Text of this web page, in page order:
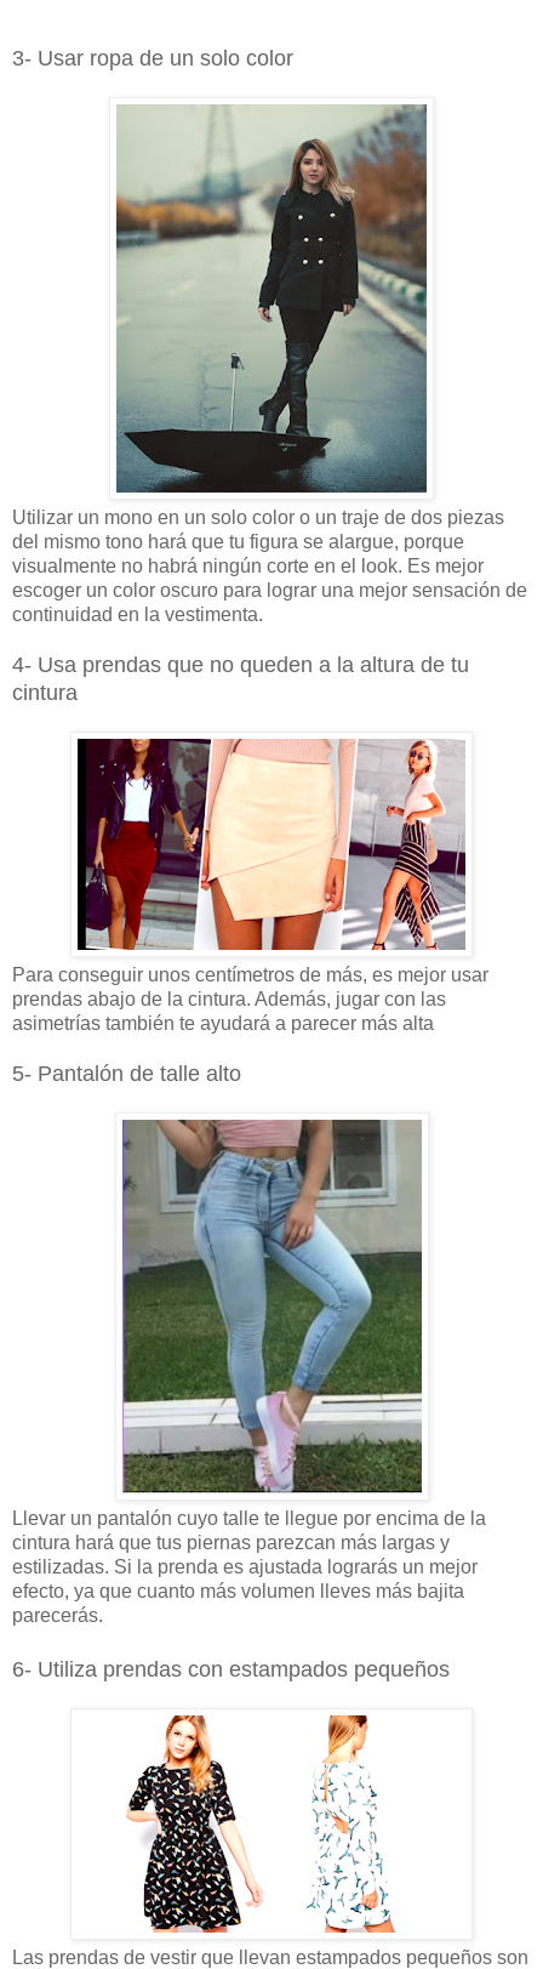
3- Usar ropa de un solo color
Utilizar un mono en un solo color o un traje de dos piezas
del mismo tono hará que tu figura se alargue, porque
visualmente no habrá ningún corte en el look. Es mejor
escoger un color oscuro para lograr una mejor sensación de
continuidad en la vestimenta.
4- Usa prendas que no queden a la altura de tu
cintura
Para conseguir unos centímetros de más, es mejor usar
prendas abajo de la cintura. Además, jugar con las
asimetrías también te ayudará a parecer más alta
5- Pantalón de talle alto
Llevar un pantalón cuyo talle te llegue por encima de la
cintura hará que tus piernas parezcan más largas y
estilizadas. Si la prenda es ajustada lograrás un mejor
efecto, ya que cuanto más volumen lleves más bajita
parecerás.
6- Utiliza prendas con estampados pequeños
Las prendas de vestir que llevan estampados pequeños son